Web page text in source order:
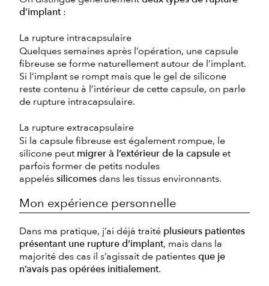
d’implant :
La rupture intracapsulaire
Quelques semaines après l’opération, une capsule
fibreuse se forme naturellement autour de l’implant.
Si l’implant se rompt mais que le gel de silicone
reste contenu à l’intérieur de cette capsule, on parle
de rupture intracapsulaire.
La rupture extracapsulaire
Si la capsule fibreuse est également rompue, le
silicone peut migrer à l’extérieur de la capsule et
parfois former de petits nodules
appeléssilicomes dans les tissus environnants.
Mon expérience personnelle
Dans ma pratique, j’ai déjà traité plusieurs patientes
présentant une rupture d’implant, mais dans la
majorité des cas il s’agissait de patientesque je
n’avais pas opérées initialement.